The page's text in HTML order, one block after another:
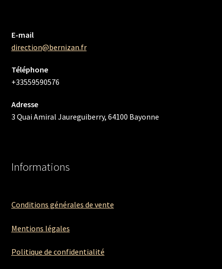
E-mail
direction@bernizan.fr
Téléphone
+33559590576
Adresse
3 Quai Amiral Jaureguiberry, 64100 Bayonne
Informations
Conditions générales de vente
Mentions légales
Politique de confidentialité